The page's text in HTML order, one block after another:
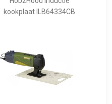
kookplaat ILB64334CB